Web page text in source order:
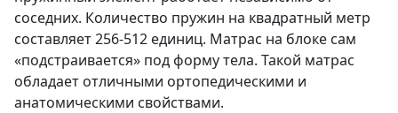
соседних. Количество пружин на квадратный метр
составляет 256-512 единиц. Матрас на блоке сам
«подстраивается» под форму тела. Такой матрас
обладает отличными ортопедическими и
анатомическими свойствами.